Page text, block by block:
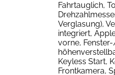
Fahrtauglich,
Verglasung),
integriert,
vorne,
Keyless Start,
Frontkamera,